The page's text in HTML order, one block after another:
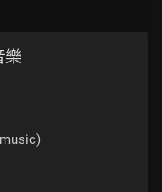
樂